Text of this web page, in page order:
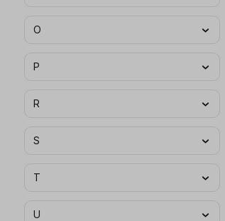
O
P
R
S
T
U